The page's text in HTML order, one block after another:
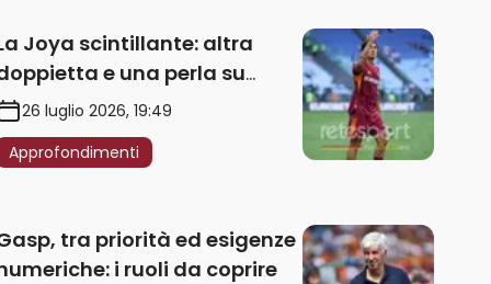
Joya scintillante: altra
e una perla su
– VIDEO
26 luglio 2026, 19:49
Approfondimenti
tra priorità ed esigenze
i ruoli da coprire